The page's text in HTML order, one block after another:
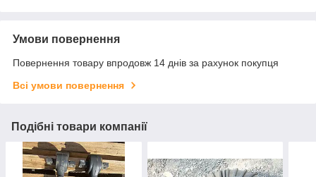
Умови повернення
Повернення товару впродовж 14 днів за рахунок покупця
Всі умови повернення
Подібні товари компанії